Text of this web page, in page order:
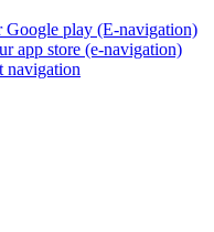
Google play (E-navigation)
app store (e-navigation)
navigation